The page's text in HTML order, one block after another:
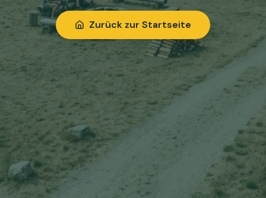
Zurück zur Startseite